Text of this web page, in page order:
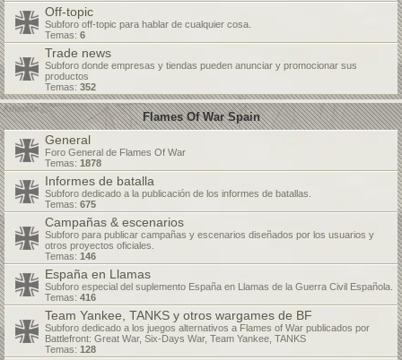
Off-topic
Subforo off-topic para hablar de cualquier cosa.
Temas: 6
Trade news
Subforo donde empresas y tiendas pueden anunciar y promocionar sus
productos
Temas: 352
Flames Of War Spain
General
Foro General de Flames Of War
Temas: 1878
Informes de batalla
Subforo dedicado a la publicación de los informes de batallas.
Temas: 675
Campañas & escenarios
Subforo para publicar campañas y escenarios diseñados por los usuarios y
otros proyectos oficiales.
Temas: 146
España en Llamas
Subforo especial del suplemento España en Llamas de la Guerra Civil Española.
Temas: 416
Team Yankee, TANKS y otros wargames de BF
Subforo dedicado a los juegos alternativos a Flames of War publicados por
Battlefront: Great War, Six-Days War, Team Yankee, TANKS
Temas: 128